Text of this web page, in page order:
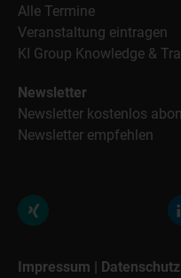
Alle Termine
Veranstaltung eintragen
KI Group Knowledge &
Newsletter
Newsletter kostenlos
Newsletter empfehlen
Impressum | Datenschutz